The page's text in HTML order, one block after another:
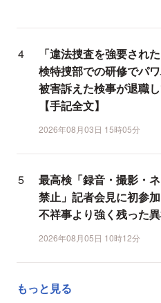
「違法捜査を強要され
検特捜部での研修でパワ
被害訴えた検事が退職
【手記全文】
2026年08月03日 15時05分
最高検「録音・撮影・
禁止」記者会見に初参
不祥事より強く残った
2026年08月05日 10時12分
もっと見る